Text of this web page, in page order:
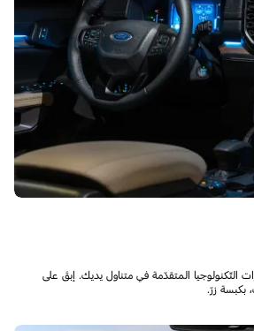
التّكنولوجيا المتقدّمة في متناول يديك. إبقَ على
بكبسة زرّ.